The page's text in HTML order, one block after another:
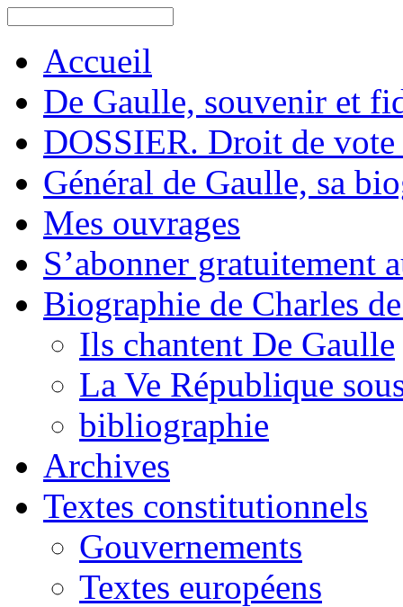
Accueil
De Gaulle, souvenir et
DOSSIER. Droit de vote
Général de Gaulle, sa
Mes ouvrages
S’abonner gratuitement
Biographie de Charles
Ils chantent De Gaulle
La Ve République
bibliographie
Archives
Textes constitutionnels
Gouvernements
Textes européens